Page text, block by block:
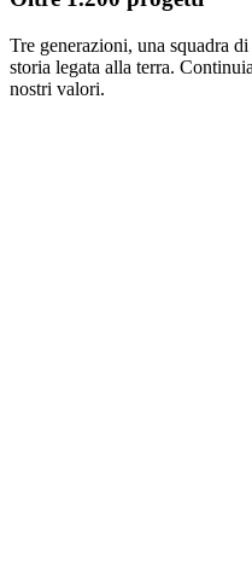
Tre generazioni, una squadra
storia legata alla terra.
nostri valori.